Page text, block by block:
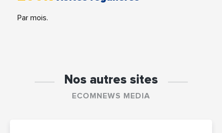
Par mois.
Nos autres sites
ECOMNEWS MEDIA